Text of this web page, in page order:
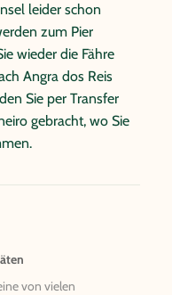
leider schon
zum Pier
wieder die Fähre
Angra dos Reis
Sie per Transfer
gebracht, wo Sie
von vielen